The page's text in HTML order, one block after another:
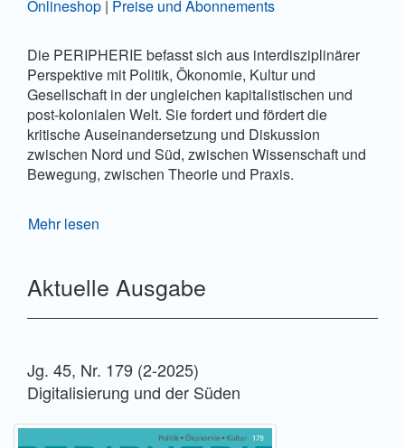
Onlineshop | Preise und Abonnements
Die PERIPHERIE befasst sich aus interdisziplinärer
Perspektive mit Politik, Ökonomie, Kultur und
Gesellschaft in der ungleichen kapitalistischen und
post-kolonialen Welt. Sie fordert und fördert die
kritische Auseinandersetzung und Diskussion
zwischen Nord und Süd, zwischen Wissenschaft und
Bewegung, zwischen Theorie und Praxis.
Die Artikel diskutieren Themen wie Globalisierung,
Klassenverhältnisse.
Peripherien in die aktuellen und allzu oft nur aus der
Perspektive der Metropolen geführten Globali­
Die Grundhaltung der Redaktion ist herrschaftskritisch,
Mehr lesen
Aktuelle Ausgabe
Jg. 45, Nr. 179 (2-2025)
Digitalisierung und der Süden